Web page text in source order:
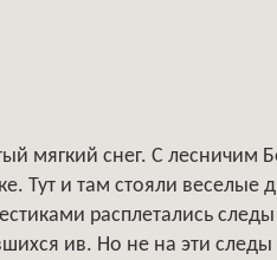
мягкий снег. С
Тут и там стояли
расплетались
ив. Но не на эти